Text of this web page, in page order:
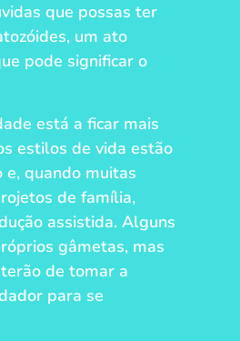
que possas ter
um ato
pode significar o
está a ficar mais
estilos de vida estão
quando muitas
de família,
assistida. Alguns
gâmetas, mas
de tomar a
para se